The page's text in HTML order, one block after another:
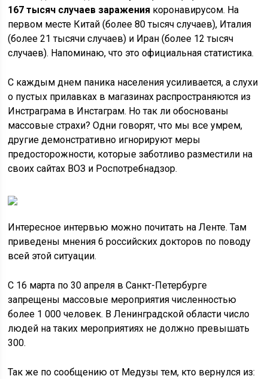
167 тысяч случаев заражения коронавирусом. На
первом месте Китай (более 80 тысяч случаев), Италия
(более 21 тысячи случаев) и Иран (более 12 тысяч
случаев). Напоминаю, что это официальная статистика.
С каждым днем паника населения усиливается, а слухи
о пустых прилавках в магазинах распространяются из
Инстраграма в Инстаграм. Но так ли обоснованы
массовые страхи? Одни говорят, что мы все умрем,
другие демонстративно игнорируют меры
предосторожности, которые заботливо разместили на
своих сайтах ВОЗ и Роспотребнадзор.
Интересное интервью можно почитать на Ленте. Там
приведены мнения 6 российских докторов по поводу
всей этой ситуации.
С 16 марта по 30 апреля в Санкт-Петербурге
запрещены массовые мероприятия численностью
более 1 000 человек. В Ленинградской области число
людей на таких мероприятиях не должно превышать
300.
Так же по сообщению от Медузы тем, кто вернулся из: